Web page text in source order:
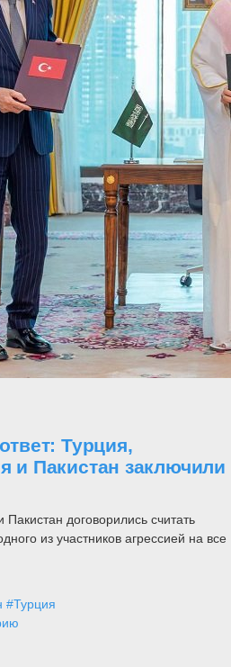
Турция,
и Пакистан заключили
договорились считать
из участников агрессией на все
#Турция